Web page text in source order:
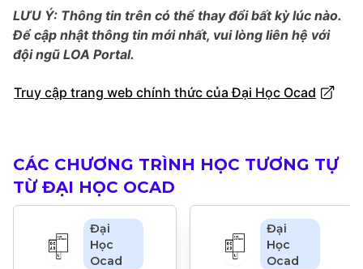
LƯU Ý: Thông tin trên có thể thay đổi bất kỳ lúc nào.
Để cập nhật thông tin mới nhất, vui lòng liên hệ với
đội ngũ LOA Portal.
Truy cập trang web chính thức của Đại Học Ocad
CÁC CHƯƠNG TRÌNH HỌC TƯƠNG TỰ
TỪ ĐẠI HỌC OCAD
Đại
Học
Ocad
Đại
Học
Ocad